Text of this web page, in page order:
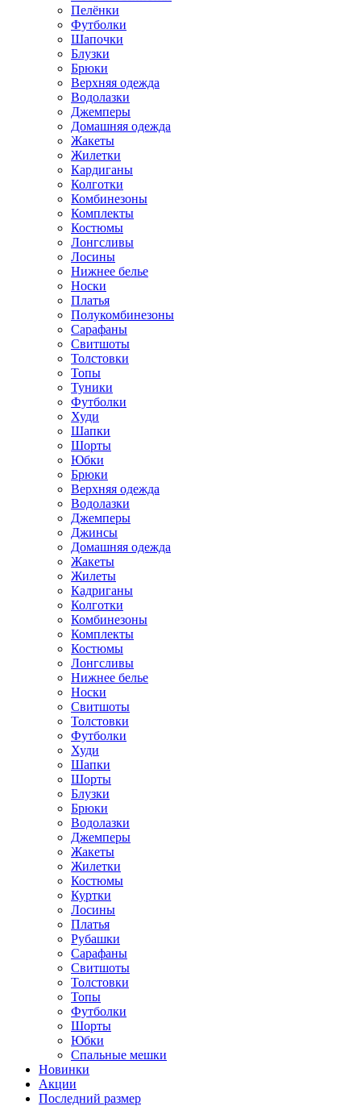
Пелёнки
Футболки
Шапочки
Блузки
Брюки
Верхняя одежда
Водолазки
Джемперы
Домашняя одежда
Жакеты
Жилетки
Кардиганы
Колготки
Комбинезоны
Комплекты
Костюмы
Лонгсливы
Лосины
Нижнее белье
Носки
Платья
Полукомбинезоны
Сарафаны
Свитшоты
Толстовки
Топы
Туники
Футболки
Худи
Шапки
Шорты
Юбки
Брюки
Верхняя одежда
Водолазки
Джемперы
Джинсы
Домашняя одежда
Жакеты
Жилеты
Кадриганы
Колготки
Комбинезоны
Комплекты
Костюмы
Лонгсливы
Нижнее белье
Носки
Свитшоты
Толстовки
Футболки
Худи
Шапки
Шорты
Блузки
Брюки
Водолазки
Джемперы
Жакеты
Жилетки
Костюмы
Куртки
Лосины
Платья
Рубашки
Сарафаны
Свитшоты
Толстовки
Топы
Футболки
Шорты
Юбки
Спальные мешки
Новинки
Акции
Последний размер